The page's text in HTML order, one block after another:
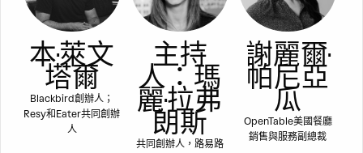
本·萊文
塔爾
Blackbird創辦人；
Resy和Eater共同創辦
人
主持
人：瑪
麗·拉弗
朗斯
共同創辦人，路易路
謝麗爾·
帕尼亞
瓜
OpenTable美國餐廳
銷售與服務副總裁